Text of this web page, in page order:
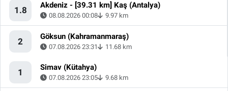
1.8 Akdeniz - [39.31 km] Kaş (Antalya)
08.08.2026 00:08 9.97 km
2 Göksun (Kahramanmaraş)
07.08.2026 23:31 11.68 km
1 Simav (Kütahya)
07.08.2026 23:05 9.68 km